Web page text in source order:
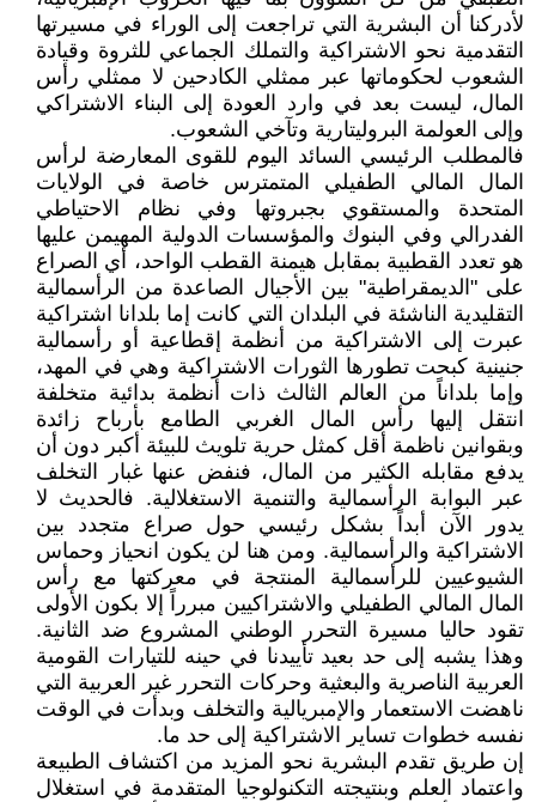
لأدركنا أن البشرية التي تراجعت إلى الوراء في مسيرتها
التقدمية نحو الاشتراكية والتملك الجماعي للثروة وقيادة
الشعوب لحكوماتها عبر ممثلي الكادحين لا ممثلي رأس
المال، ليست بعد في وارد العودة إلى البناء الاشتراكي
وإلى العولمة البروليتارية وتآخي الشعوب.
فالمطلب الرئيسي السائد اليوم للقوى المعارضة لرأس
المال المالي الطفيلي المتمترس خاصة في الولايات
المتحدة والمستقوي بجبروتها وفي نظام الاحتياطي
الفدرالي وفي البنوك والمؤسسات الدولية المهيمن عليها
هو تعدد القطبية بمقابل هيمنة القطب الواحد، أي الصراع
على "الديمقراطية" بين الأجيال الصاعدة من الرأسمالية
التقليدية الناشئة في البلدان التي كانت إما بلدانا اشتراكية
عبرت إلى الاشتراكية من أنظمة إقطاعية أو رأسمالية
جنينية كبحت تطورها الثورات الاشتراكية وهي في المهد،
وإما بلداناً من العالم الثالث ذات أنظمة بدائية متخلفة
انتقل إليها رأس المال الغربي الطامع بأرباح زائدة
وبقوانين ناظمة أقل كمثل حرية تلويث للبيئة أكبر دون أن
يدفع مقابله الكثير من المال، فنفض عنها غبار التخلف
عبر البوابة الرأسمالية والتنمية الاستغلالية. فالحديث لا
يدور الآن أبداً بشكل رئيسي حول صراع متجدد بين
الاشتراكية والرأسمالية. ومن هنا لن يكون انحياز وحماس
الشيوعيين للرأسمالية المنتجة في معركتها مع رأس
المال المالي الطفيلي والاشتراكيين مبرراً إلا بكون الأولى
تقود حاليا مسيرة التحرر الوطني المشروع ضد الثانية.
وهذا يشبه إلى حد بعيد تأييدنا في حينه للتيارات القومية
العربية الناصرية والبعثية وحركات التحرر غير العربية التي
ناهضت الاستعمار والإمبريالية والتخلف وبدأت في الوقت
نفسه خطوات تساير الاشتراكية إلى حد ما.
إن طريق تقدم البشرية نحو المزيد من اكتشاف الطبيعة
واعتماد العلم وبنتيجته التكنولوجيا المتقدمة في استغلال